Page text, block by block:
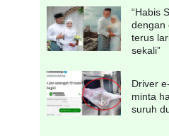
“Habis
dengan
terus
sekali”
Driver
minta
suruh